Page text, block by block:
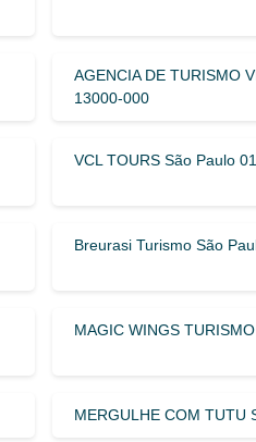
AGENCIA DE TURISMO
13000-000
VCL TOURS São Paulo
Breurasi Turismo São
MAGIC WINGS
MERGULHE COM TUTU